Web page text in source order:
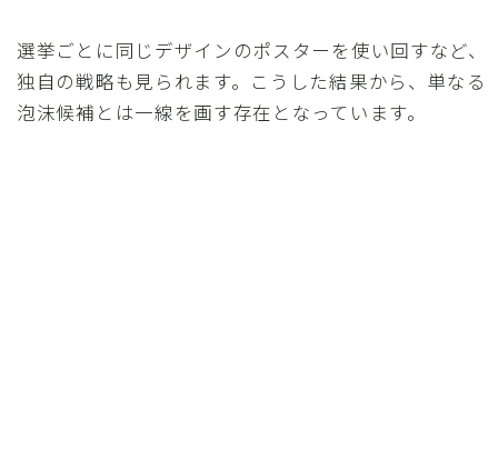
選挙ごとに同じデザインのポスターを使い回すなど、
独自の戦略も見られます。こうした結果から、単なる
泡沫候補とは一線を画す存在となっています。